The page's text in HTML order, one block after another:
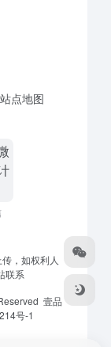
站点地图
，如权利人
联系
壹品
号-1